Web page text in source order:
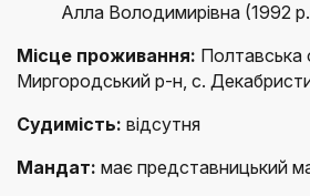
Алла Володимирівна (1992
Місце проживання: Полтавська
Миргородський р-н, с.
Судимість: відсутня
Мандат: має представницький